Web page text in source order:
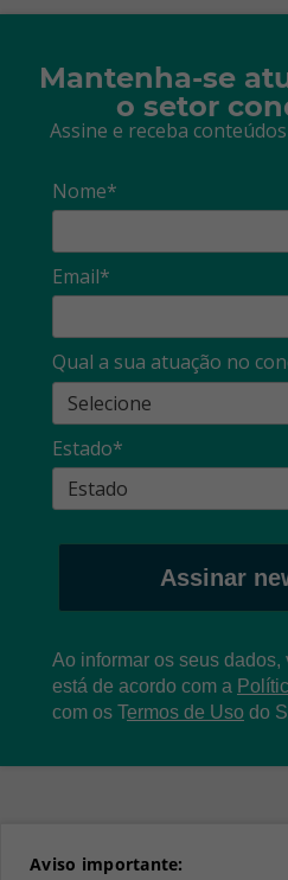
Mantenha-se
o setor
Assine e receba
Nome*
Email*
Qual a sua atuação no
Estado*
Assinar
Ao informar os seus dados,
está de acordo com a
com os Termos de Uso do
Aviso importante: